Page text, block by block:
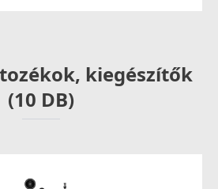
Részletek
kiegészítők
(10 DB)